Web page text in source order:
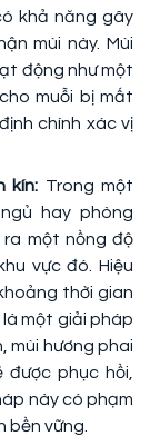
khả năng gây
mùi này. Mùi
động như một
muỗi bị mất
chính xác vị
kín: Trong một
hay phòng
một nồng độ
vực đó. Hiệu
thời gian
là một giải pháp
mùi hương phai
phục hồi,
này có phạm
bền vững.